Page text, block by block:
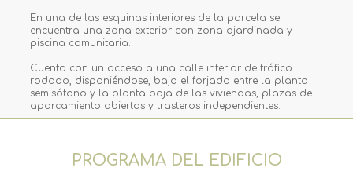
En una de las esquinas interiores de la parcela se
encuentra una zona exterior con zona ajardinada y
piscina comunitaria.
Cuenta con un acceso a una calle interior de tráfico
rodado, disponiéndose, bajo el forjado entre la planta
semisótano y la planta baja de las viviendas, plazas de
aparcamiento abiertas y trasteros independientes.
PROGRAMA DEL EDIFICIO